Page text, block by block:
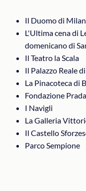
Il Duomo di
L'Ultima cena di
domenicano di
Il Teatro la Scala
Il Palazzo Reale
La Pinacoteca di
Fondazione
I Navigli
La Galleria
Il Castello
Parco Sempione